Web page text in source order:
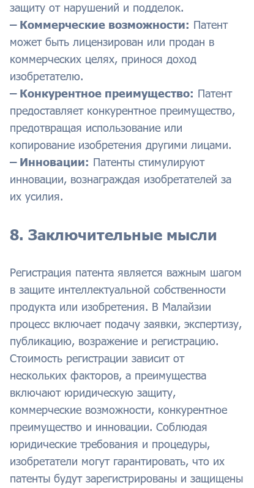
защиту от нарушений и подделок.
– Коммерческие возможности: Патент
может быть лицензирован или продан в
коммерческих целях, принося доход
изобретателю.
– Конкурентное преимущество: Патент
предоставляет конкурентное преимущество,
предотвращая использование или
копирование изобретения другими лицами.
– Инновации: Патенты стимулируют
инновации, вознаграждая изобретателей за
их усилия.
8. Заключительные мысли
Регистрация патента является важным шагом
в защите интеллектуальной собственности
продукта или изобретения. В Малайзии
процесс включает подачу заявки, экспертизу,
публикацию, возражение и регистрацию.
Стоимость регистрации зависит от
нескольких факторов, а преимущества
включают юридическую защиту,
коммерческие возможности, конкурентное
преимущество и инновации. Соблюдая
юридические требования и процедуры,
изобретатели могут гарантировать, что их
патенты будут зарегистрированы и защищены